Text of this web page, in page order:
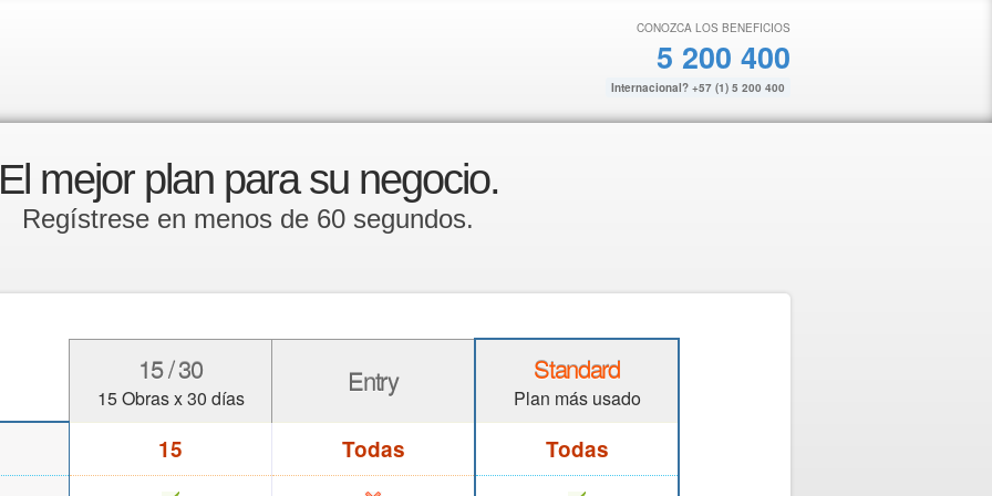
CONOZCA LOS BENEFICIOS
5 200 400
Internacional? +57 (1) 5 200 400
El mejor plan para su negocio.
Regístrese en menos de 60 segundos.
15 / 30
15 Obras x 30 días
Entry Standard
Plan más usado
15 Todas Todas